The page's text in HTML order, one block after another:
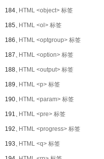
184、HTML <object> 标签
185、HTML <ol> 标签
186、HTML <optgroup> 标签
187、HTML <option> 标签
188、HTML <output> 标签
189、HTML <p> 标签
190、HTML <param> 标签
191、HTML <pre> 标签
192、HTML <progress> 标签
193、HTML <q> 标签